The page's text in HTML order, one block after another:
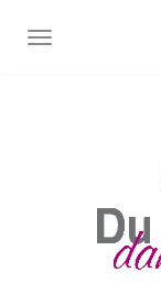
AFFICHER/